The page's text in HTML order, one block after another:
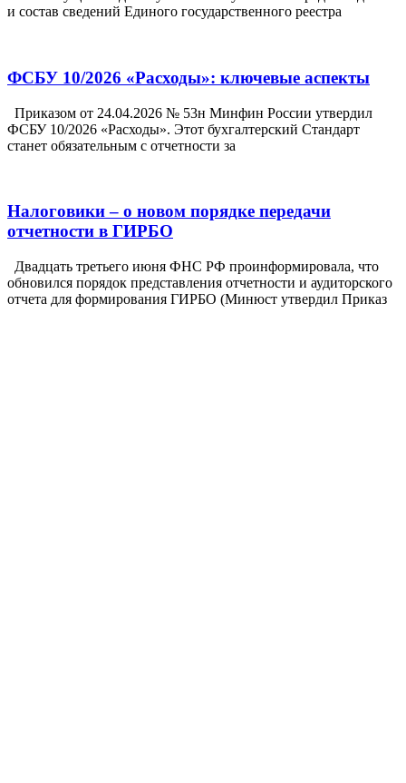
и состав сведений Единого государственного реестра
ФСБУ 10/2026 «Расходы»: ключевые аспекты
Приказом от 24.04.2026 № 53н Минфин России утвердил
ФСБУ 10/2026 «Расходы». Этот бухгалтерский Стандарт
станет обязательным с отчетности за
Налоговики – о новом порядке передачи
отчетности в ГИРБО
Двадцать третьего июня ФНС РФ проинформировала, что
обновился порядок представления отчетности и аудиторского
отчета для формирования ГИРБО (Минюст утвердил Приказ